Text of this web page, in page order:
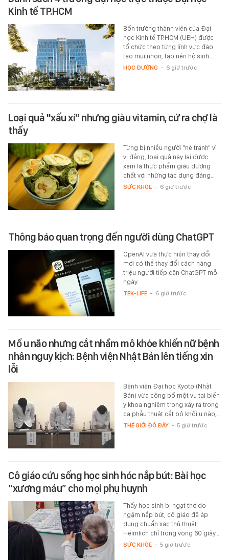
Kinh tế TP.HCM
Bốn trường thành viên của Đại
học Kinh tế TP.HCM (UEH) được
tổ chức theo từng lĩnh vực đào
tạo mũi nhọn, tạo nên hệ sinh…
HỌC ĐƯỜNG - 6 giờ trước
Loại quả "xấu xí" nhưng giàu vitamin, cứ ra chợ là
thấy
Từng bị nhiều người "né tránh" vì
vị đắng, loại quả này lại được
xem là thực phẩm giàu dưỡng
chất với những tác dụng đáng…
SỨC KHỎE - 6 giờ trước
Thông báo quan trọng đến người dùng ChatGPT
OpenAI vừa thực hiện thay đổi
mới có thể thay đổi cách hàng
triệu người tiếp cận ChatGPT mỗi
ngày.
TEK-LIFE - 6 giờ trước
Mổ u não nhưng cắt nhầm mô khỏe khiến nữ bệnh
nhân nguy kịch: Bệnh viện Nhật Bản lên tiếng xin
lỗi
Bệnh viện Đại học Kyoto (Nhật
Bản) vừa công bố một vụ tai biến
y khoa nghiêm trọng xảy ra trong
ca phẫu thuật cắt bỏ khối u não,…
THẾ GIỚI ĐÓ ĐÂY - 5 giờ trước
Cô giáo cứu sống học sinh hóc nắp bút: Bài học
“xương máu” cho mọi phụ huynh
Thấy học sinh bị ngạt thở do
ngậm nắp bút, cô giáo đã áp
dụng chuẩn xác thủ thuật
Heimlich chỉ trong vòng 60 giây…
SỨC KHỎE - 5 giờ trước